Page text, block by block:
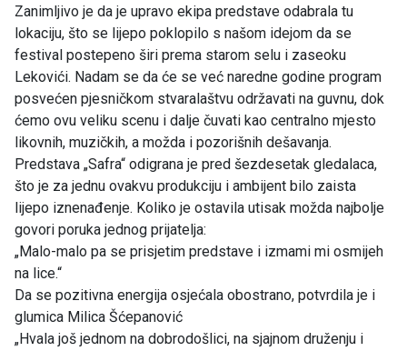
Zanimljivo je da je upravo ekipa predstave odabrala tu
lokaciju, što se lijepo poklopilo s našom idejom da se
festival postepeno širi prema starom selu i zaseoku
Lekovići. Nadam se da će se već naredne godine program
posvećen pjesničkom stvaralaštvu održavati na guvnu, dok
ćemo ovu veliku scenu i dalje čuvati kao centralno mjesto
likovnih, muzičkih, a možda i pozorišnih dešavanja.
Predstava „Safra“ odigrana je pred šezdesetak gledalaca,
što je za jednu ovakvu produkciju i ambijent bilo zaista
lijepo iznenađenje. Koliko je ostavila utisak možda najbolje
govori poruka jednog prijatelja:
„Malo-malo pa se prisjetim predstave i izmami mi osmijeh
na lice.“
Da se pozitivna energija osjećala obostrano, potvrdila je i
glumica Milica Šćepanović
„Hvala još jednom na dobrodošlici, na sjajnom druženju i